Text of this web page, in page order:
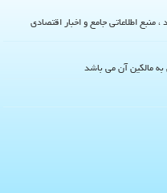
منبع اطلاعاتی جامع و اخبار اقتصادی